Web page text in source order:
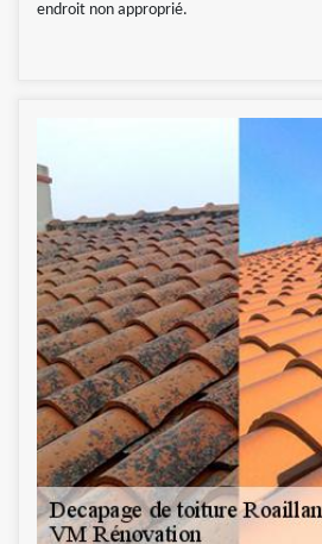
endroit non approprié.